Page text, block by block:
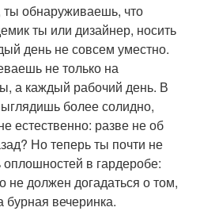
ты обнаруживаешь, что
ты или дизайнер, носить
день не совсем уместно.
не только на
а каждый рабочий день. В
более солидно,
естественно: разве не об
Но теперь ты почти не
в гардеробе:
не должен догадаться о том,
бурная вечеринка.